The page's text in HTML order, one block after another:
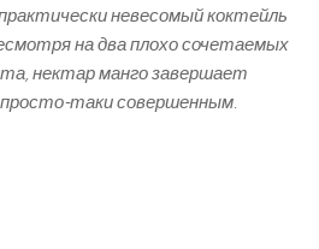
невесомый коктейль
на два плохо сочетаемых
нектар манго завершает
просто-таки совершенным.